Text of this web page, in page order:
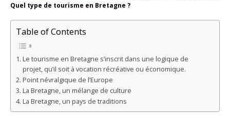
Quel type de tourisme en Bretagne ?
Table of Contents
Le tourisme en Bretagne s’inscrit dans une logique de
projet, qu’il soit à vocation récréative ou économique.
Point névralgique de l’Europe
La Bretagne, un mélange de culture
La Bretagne, un pays de traditions